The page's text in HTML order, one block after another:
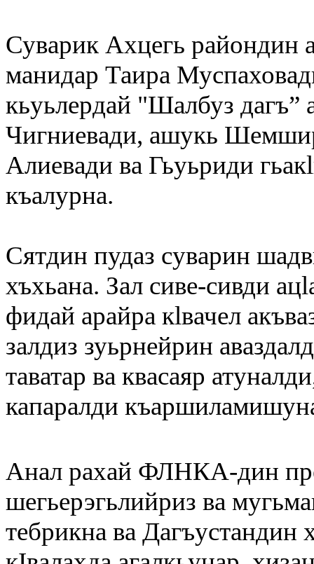
Суварик Ахцегь
манидар Таира
кьуьлердай "Шалбуз
Чигниевади, ашукь
Алиевади ва Гьуьриди
къалурна.
Сятдин пудаз суварин
хъхьана. Зал сиве-сивди
фидай арайра кlвачел
залдиз зуьрнейрин
таватар ва квасаяр
капаралди
Анал рахай ФЛНКА-дин
шегьерэгьлийриз ва
тебрикна ва Дагъустандин